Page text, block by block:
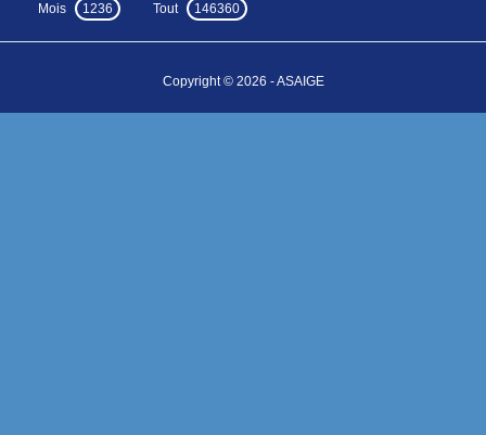
Mois
1236 Tout 146360
Copyright © 2026 - ASAIGE